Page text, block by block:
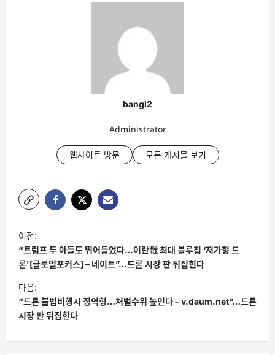
bangl2
Administrator
웹사이트 방문 모든 게시물 보기
글
탐
색
이전:
“트럼프 두 아들도 뛰어들었다…이란戰 최대 블루칩 ‘저가형 드
론'[글로벌포커스] – 네이트”…드론 시장 판 뒤집힌다
다음:
“드론 불법비행시 징역형…처벌수위 높인다 – v.daum.net”…드론
시장 판 뒤집힌다